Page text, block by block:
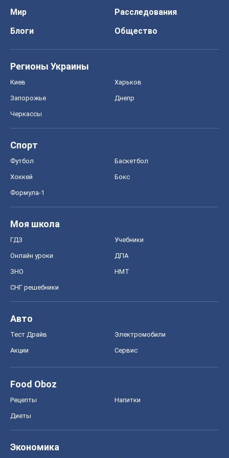
Мир
Расследования
Блоги
Общество
Регионы Украины
Киев Харьков
Запорожье Днепр
Черкассы
Спорт
Футбол Баскетбол
Хоккей Бокс
Формула-1
Моя школа
ГДЗ Учебники
Онлайн уроки ДПА
ЗНО НМТ
СНГ решебники
Авто
Тест Драйв Электромобили
Акции Сервис
Food Oboz
Рецепты Напитки
Диеты
Экономика